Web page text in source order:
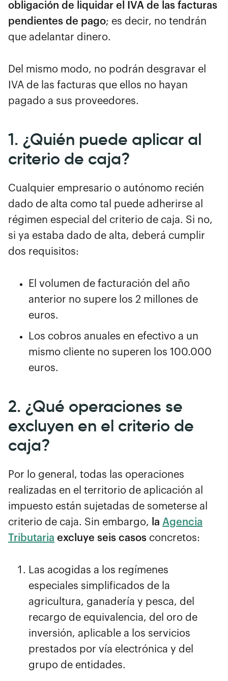
obligación de liquidar el IVA de las facturas
pendientes de pago; es decir, no tendrán
que adelantar dinero.
Del mismo modo, no podrán desgravar el
IVA de las facturas que ellos no hayan
pagado a sus proveedores.
1. ¿Quién puede aplicar al
criterio de caja?
Cualquier empresario o autónomo recién
dado de alta como tal puede adherirse al
régimen especial del criterio de caja. Si no,
si ya estaba dado de alta, deberá cumplir
dos requisitos:
El volumen de facturación del año
anterior no supere los 2 millones de
euros.
Los cobros anuales en efectivo a un
mismo cliente no superen los 100.000
euros.
2. ¿Qué operaciones se
excluyen en el criterio de
caja?
Por lo general, todas las operaciones
realizadas en el territorio de aplicación al
impuesto están sujetadas de someterse al
criterio de caja. Sin embargo, la Agencia
Tributaria excluye seis casos concretos:
Las acogidas a los regímenes
especiales simplificados de la
agricultura, ganadería y pesca, del
recargo de equivalencia, del oro de
inversión, aplicable a los servicios
prestados por vía electrónica y del
grupo de entidades.